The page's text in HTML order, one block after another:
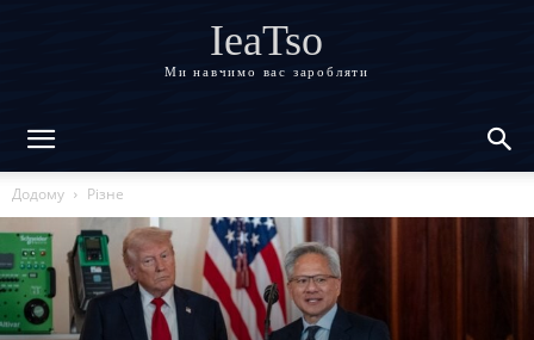
IeaTso
Ми навчимо вас заробляти
Додому Різне